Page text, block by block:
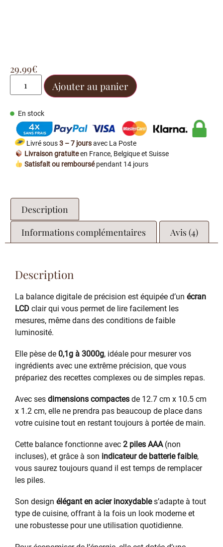
29.99€
Ajouter au panier
En stock
Livré sous3 – 7 joursavec La Poste
Livraison gratuiteen France, Belgique et Suisse
Satisfait ou remboursépendant 14 jours
Description
Informations complémentaires
Avis (4)
Description
La balance digitale de précision est équipée d’un écran
LCD clair qui vous permet de lire facilement les
mesures, même dans des conditions de faible
luminosité.
Elle pèse de 0,1g à 3000g, idéale pour mesurer vos
ingrédients avec une extrême précision, que vous
prépariez des recettes complexes ou de simples repas.
Avec ses dimensions compactes de 12.7 cm x 10.5 cm
x 1.2 cm, elle ne prendra pas beaucoup de place dans
votre cuisine tout en restant toujours à portée de main.
Cette balance fonctionne avec 2 piles AAA(non
incluses), et grâce à son indicateur de batterie faible,
vous saurez toujours quand il est temps de remplacer
les piles.
Son design élégant en acier inoxydables’adapte à tout
type de cuisine, offrant à la fois un look moderne et
une robustesse pour une utilisation quotidienne.